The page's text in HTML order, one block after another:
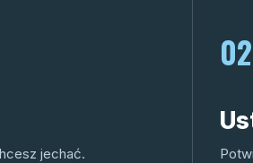
jechać.
02